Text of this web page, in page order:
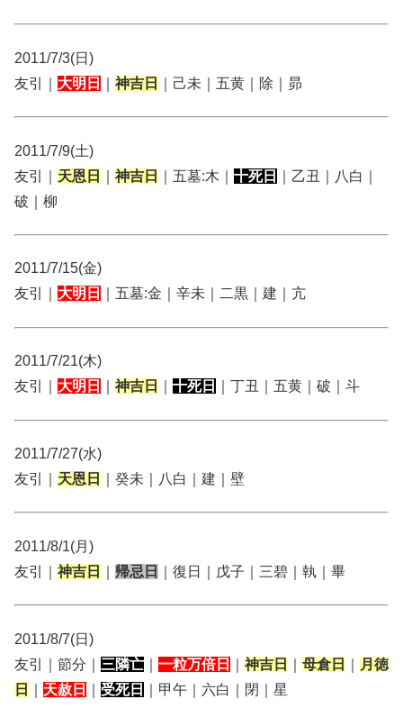
2011/7/3(日)
友引｜ 大明日 神吉日 ｜己未｜五黄｜除｜昴
2011/7/9(土)
友引｜ 天恩日 神吉日 ｜五墓:木｜ 十死日
｜乙丑｜八白｜
破｜柳
2011/7/15(金)
友引｜ 大明日 ｜五墓:金｜辛未｜二黒｜建｜亢
2011/7/21(木)
友引｜ 大明日 神吉日 十死日 ｜丁丑｜五黄｜破｜斗
2011/7/27(水)
友引｜ 天恩日 ｜癸未｜八白｜建｜壁
2011/8/1(月)
友引｜ 神吉日 帰忌日 ｜復日｜戊子｜三碧｜執｜畢
2011/8/7(日)
友引｜節分｜ 三隣亡 一粒万倍日 神吉日 母倉日
月徳
日
天赦日 受死日 ｜甲午｜六白｜閉｜星